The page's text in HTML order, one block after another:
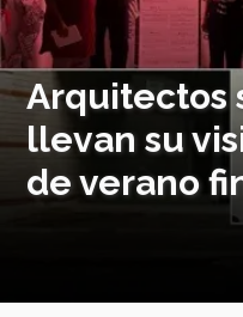
Arquitectos
llevan su
de verano